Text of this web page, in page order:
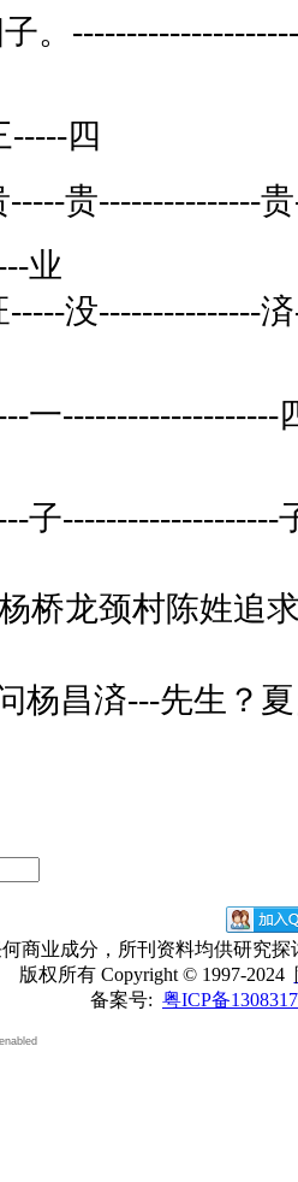
。
-----四
贵---------------
业
没---------------
一--------------------
子--------------------
桥龙颈村陈姓追
杨昌済---先生？
商业成分，所刊资料均供研究
版权所有 Copyright © 1997-2024
备案号: 粤ICP备